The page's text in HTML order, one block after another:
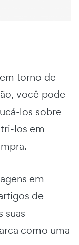
torno de
você pode
los sobre
los em
em
de
suas
como uma